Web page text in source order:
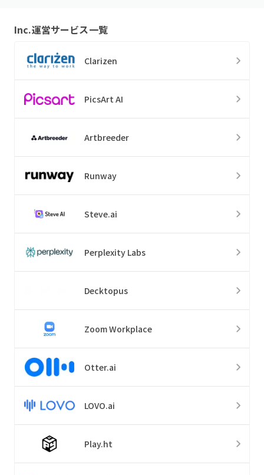
Inc.運営サービス一覧
Clarizen
PicsArt AI
Artbreeder
Runway
Steve.ai
Perplexity Labs
Decktopus
Zoom Workplace
Otter.ai
LOVO.ai
Play.ht